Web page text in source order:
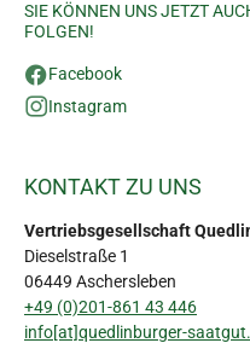
SIE KÖNNEN UNS JETZT
FOLGEN!
Facebook
Instagram
KONTAKT ZU UNS
Vertriebsgesellschaft
Dieselstraße 1
06449 Aschersleben
+49 (0)201-861 43 446
info[at]quedlinburger-